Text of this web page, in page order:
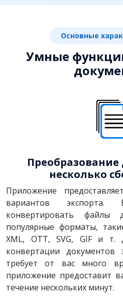
Основные
Умные
несколько
Приложение
вариантов
конвертировать файлы
популярные форматы,
XML, OTT, SVG, GIF и т.
конвертации
требует от вас много
приложение предоставит
течение нескольких минут.